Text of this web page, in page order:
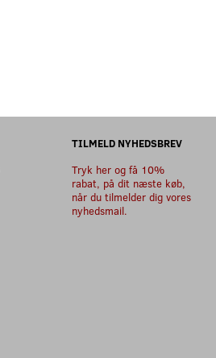
TILMELD NYHEDSBREV
Tryk her og få 10%
rabat, på dit næste køb,
når du tilmelder dig vores
nyhedsmail.